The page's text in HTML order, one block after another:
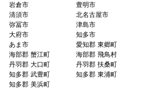
岩倉市
豊明市
清須市
北名古屋市
弥冨市
津島市
大府市
知多市
あま市
愛知郡 東郷町
海部郡 蟹江町
海部郡 飛鳥村
丹羽郡 大口町
丹羽郡 扶桑町
知多郡 武豊町
知多郡 東浦町
知多郡 美浜町